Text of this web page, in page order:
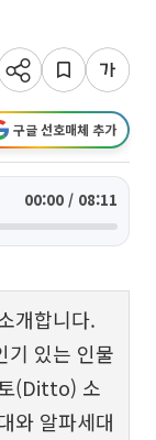
구글 선호매체 추가
00:00 / 08:11
개합니다.
기 있는 인물
(Ditto) 소
와 알파세대